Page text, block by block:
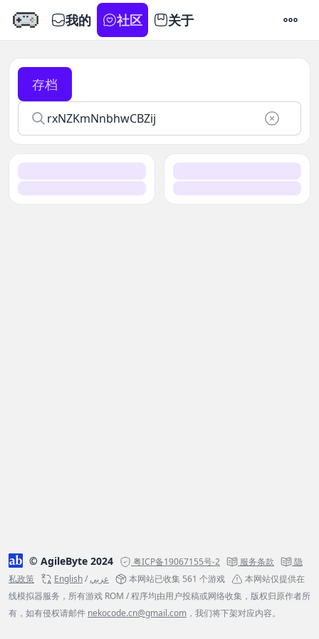
我的 社区 关于 设置
存档
© AgileByte 2024 粤ICP备19067155号-2 服务条款
隐
私政策
English/عربي 本网站已收集 561 个游戏
本网站仅提供在
线模拟器服务，所有游戏 ROM / 程序均由用户投稿或网络收集，版权归原作者所
有，如有侵权请邮件 nekocode.cn@gmail.com ，我们将下架对应内容。